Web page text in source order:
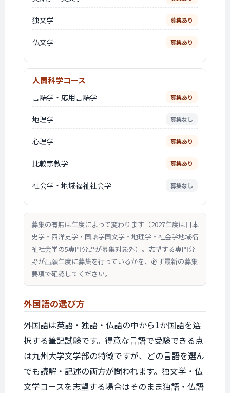
独文学 募集あり
仏文学 募集あり
人間科学コース
言語学・応用言語学 募集あり
地理学 募集なし
心理学 募集あり
比較宗教学 募集あり
社会学・地域福祉社会学 募集なし
募集の有無は年度によって変わります（2027年度は日本
史学・西洋史学・国語学国文学・地理学・社会学地域福
祉社会学の5専門分野が募集対象外）。志望する専門分
野が出願年度に募集を行っているかを、必ず最新の募集
要項で確認してください。
外国語の選び方
外国語は英語・独語・仏語の中から1か国語を選
択する筆記試験です。得意な言語で受験できる点
は九州大学文学部の特徴ですが、どの言語を選ん
でも読解・記述の両方が問われます。独文学・仏
文学コースを志望する場合はそのまま独語・仏語